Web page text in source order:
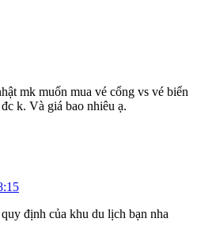
mk muốn mua vé cổng vs vé biển
k. Và giá bao nhiêu ạ.
định của khu du lịch bạn nha